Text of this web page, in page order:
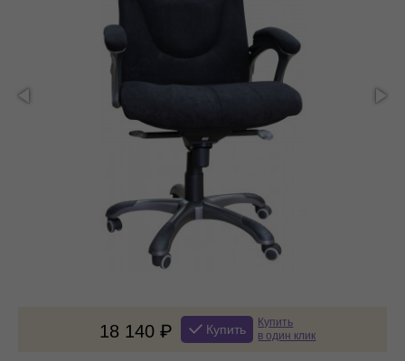
18 140 Купить
Купить
в один клик